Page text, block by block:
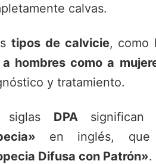
calvas.
tipos de calvicie, como
hombres como a
y tratamiento.
siglas DPAsignifican
en inglés, que
Difusa con Patrón».